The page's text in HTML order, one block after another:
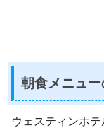
朝食メニュ
ウェスティンホ